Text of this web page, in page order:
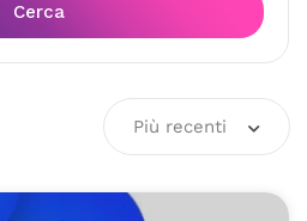
Cerca
Più recenti